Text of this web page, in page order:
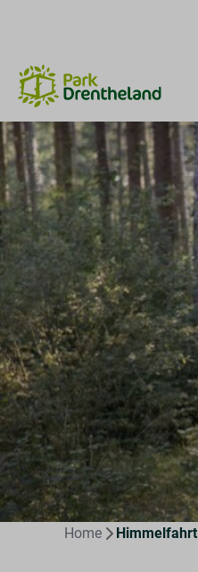
Home Himmelfahrt